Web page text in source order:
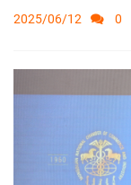
2025/06/12 0